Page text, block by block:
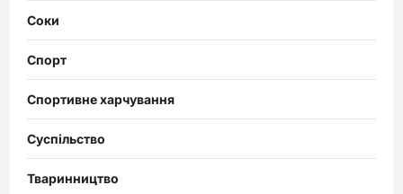
Соки
Спорт
Спортивне харчування
Суспільство
Тваринництво